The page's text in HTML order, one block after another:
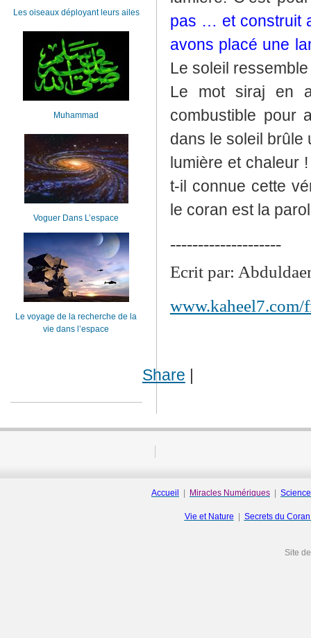
pas … et construit
avons placé une
Le soleil
Le mot siraj en
combustible pour
dans le soleil brûle
lumière et chaleur
t-il connue cette
le coran est la
--------------------
Ecrit par:
www.kaheel7.com/
Share |
Les oiseaux déployant leurs ailes
Muhammad
Voguer Dans L’espace
Le voyage de la recherche de la
vie dans l’espace
Accueil Miracles Numériques
Vie et Nature Secrets du
Site